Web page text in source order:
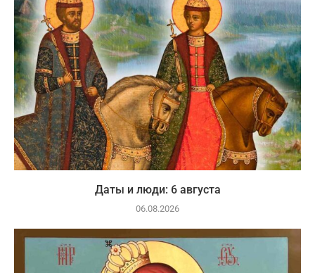
Даты и люди: 6 августа
06.08.2026